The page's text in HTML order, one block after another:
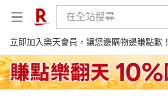
立即加入樂天會員，讓您邊購物邊賺點數！